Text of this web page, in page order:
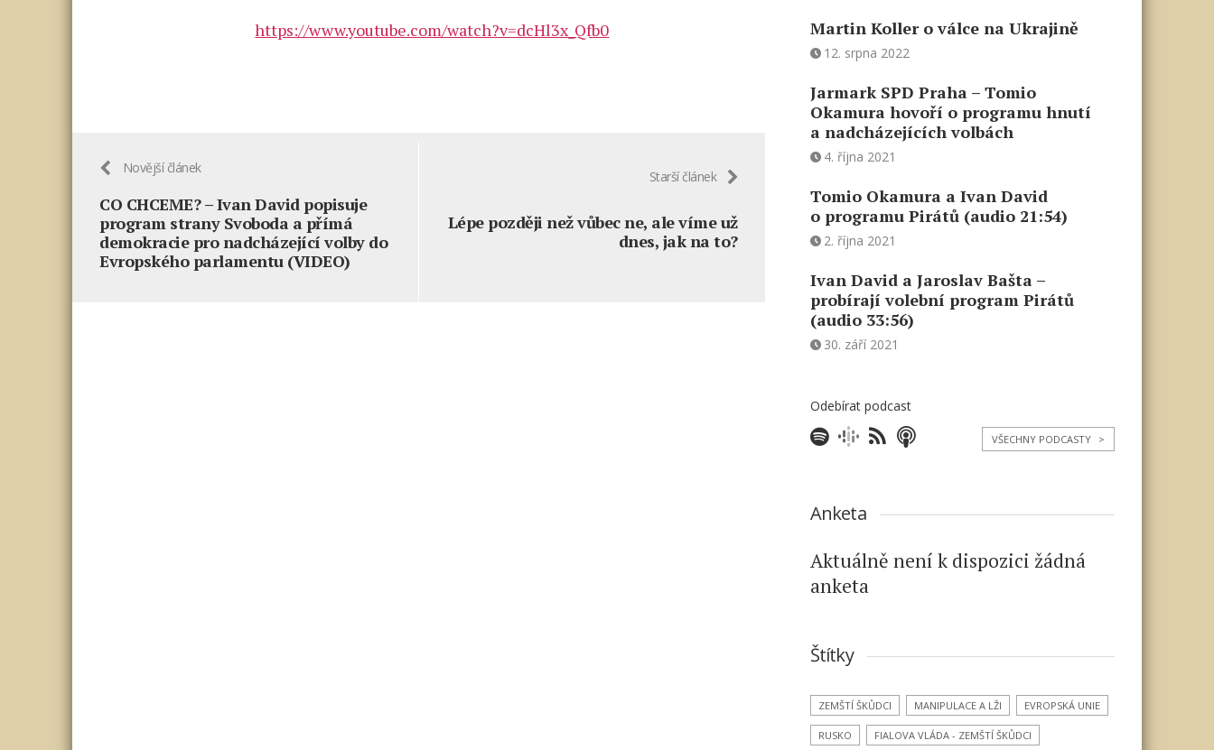
https://www.youtube.com/watch?v=dcHl3x_Qfb0
Novější článek
CO CHCEME? – Ivan David popisuje
program strany Svoboda a přímá
demokracie pro nadcházející volby do
Evropského parlamentu (VIDEO)
Starší článek
Lépe později než vůbec ne, ale víme už
dnes, jak na to?
Martin Koller o válce na Ukrajině
12. srpna 2022
Jarmark SPD Praha – Tomio
Okamura hovoří o programu hnutí
a nadcházejících volbách
4. října 2021
Tomio Okamura a Ivan David
o programu Pirátů (audio 21:54)
2. října 2021
Ivan David a Jaroslav Bašta –
probírají volební program Pirátů
(audio 33:56)
30. září 2021
Odebírat podcast
VŠECHNY PODCASTY >
Anketa
Aktuálně není k dispozici žádná
anketa
Štítky
ZEMŠTÍ ŠKŮDCI MANIPULACE A LŽI EVROPSKÁ UNIE
RUSKO FIALOVA VLÁDA - ZEMŠTÍ ŠKŮDCI